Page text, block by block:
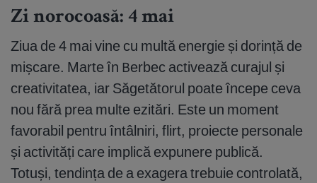
Zi norocoasă: 4 mai
Ziua de 4 mai vine cu multă energie și dorință de
mișcare. Marte în Berbec activează curajul și
creativitatea, iar Săgetătorul poate începe ceva
nou fără prea multe ezitări. Este un moment
favorabil pentru întâlniri, flirt, proiecte personale
și activități care implică expunere publică.
Totuși, tendința de a exagera trebuie controlată,